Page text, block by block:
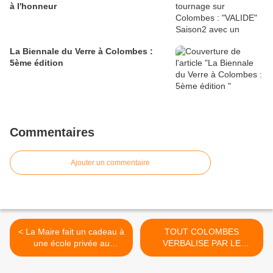
à l'honneur
La Biennale du Verre à Colombes :
5ème édition
Commentaires
Ajouter un commentaire
< La Maire fait un cadeau à
une école privée au
détriment des locataires :
TOUT COLOMBES
VERBALISE PAR LE
COLLECTIF !!! >